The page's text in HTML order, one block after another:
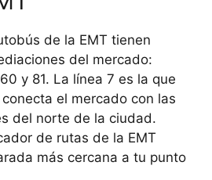
de la EMT tienen
del mercado:
y 81. La línea 7 es la que
el mercado con las
del norte de la ciudad.
de rutas de la EMT
más cercana a tu punto